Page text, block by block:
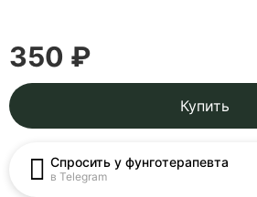
350 ₽
Купить
Спросить у фунготерапевта
в Telegram